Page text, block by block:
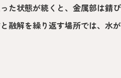
た状態が続くと、金属部は錆
融解を繰り返す場所では、水